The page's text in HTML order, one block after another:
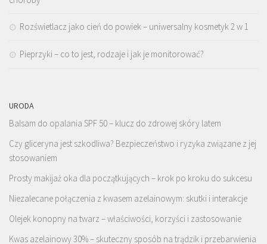
Rozświetlacz jako cień do powiek – uniwersalny kosmetyk 2 w 1
Pieprzyki – co to jest, rodzaje i jak je monitorować?
URODA
Balsam do opalania SPF 50 – klucz do zdrowej skóry latem
Czy gliceryna jest szkodliwa? Bezpieczeństwo i ryzyka związane z jej
stosowaniem
Prosty makijaż oka dla początkujących – krok po kroku do sukcesu
Niezalecane połączenia z kwasem azelainowym: skutki i interakcje
Olejek konopny na twarz – właściwości, korzyści i zastosowanie
Kwas azelainowy 30% – skuteczny sposób na trądzik i przebarwienia